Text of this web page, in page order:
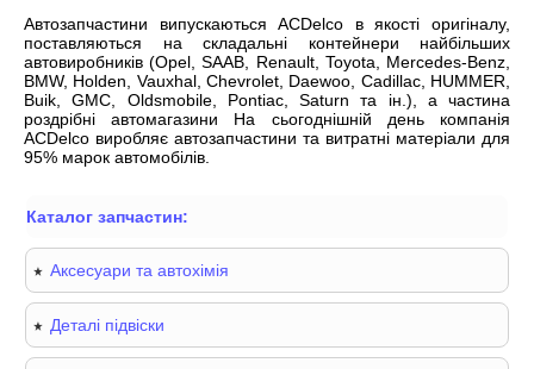
Автозапчастини випускаються ACDelco в якості оригіналу,
поставляються на складальні контейнери найбільших
автовиробників (Opel, SAAB, Renault, Toyota, Mercedes-Benz,
BMW, Holden, Vauxhal, Chevrolet, Daewoo, Cadillac, HUMMER,
Buik, GMC, Oldsmobile, Pontiac, Saturn та ін.), а частина
роздрібні автомагазини На сьогоднішній день компанія
ACDelco виробляє автозапчастини та витратні матеріали для
95% марок автомобілів.
Каталог запчастин:
Аксесуари та автохімія
Деталі підвіски